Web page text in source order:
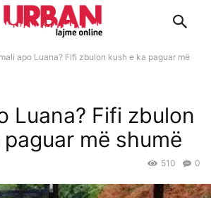
apo Luana? Fifi zbulon kush e ka paguar më
Luana? Fifi zbulon
më shumë
0
510